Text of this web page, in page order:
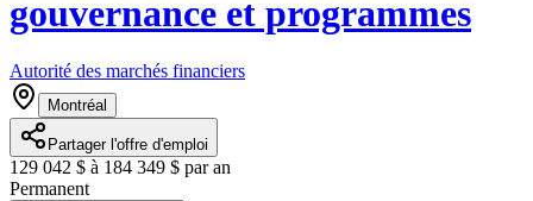
gouvernance et programmes
Autorité des marchés financiers
Montréal
Partager l'offre d'emploi
129 042 $ à 184 349 $ par an
Permanent